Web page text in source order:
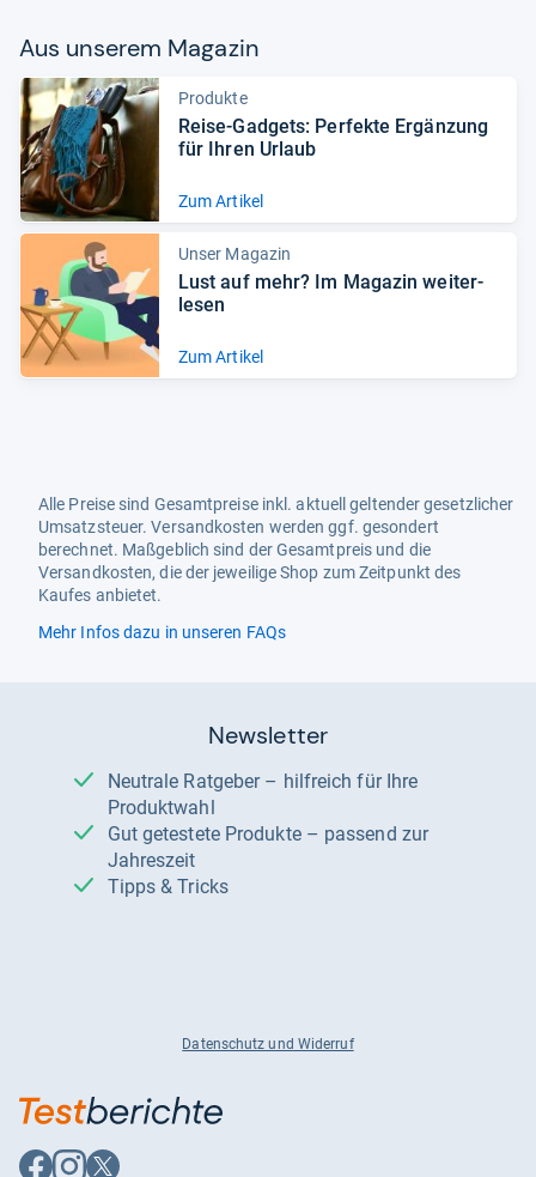
Aus unse­rem Maga­zin
Produkte
Reise-​Gad­gets: Per­fekte Ergän­zung
für Ihren Urlaub
Zum Artikel
Unser Magazin
Lust auf mehr? Im Maga­zin wei­ter­
le­sen
Zum Artikel
Alle Preise sind Gesamtpreise inkl. aktuell geltender gesetzlicher
Umsatzsteuer. Versandkosten werden ggf. gesondert
berechnet. Maßgeblich sind der Gesamtpreis und die
Versandkosten, die der jeweilige Shop zum Zeitpunkt des
Kaufes anbietet.
Mehr Infos dazu in unseren FAQs
Newsletter
Neutrale Ratgeber – hilfreich für Ihre
Produktwahl
Gut getestete Produkte – passend zur
Jahreszeit
Tipps & Tricks
Datenschutz und Widerruf
AufAufAuf